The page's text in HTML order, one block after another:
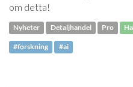
om detta!
Nyheter Detaljhandel Pro
#forskning #ai